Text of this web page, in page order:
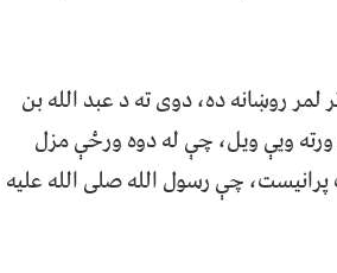
لمر روښانه ده، دوی ته د عبد الله بن
ویې ویل، چې له دوه ورځې مزل
چې رسول الله صلی الله علیه